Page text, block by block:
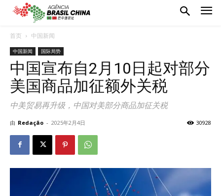
首页 中国新闻
中国新闻 国际局势
中国宣布自2月10日起对部分
美国商品加征额外关税
中美贸易再升级，中国对美部分商品加征关税
由 Redação - 2025年2月4日 30928